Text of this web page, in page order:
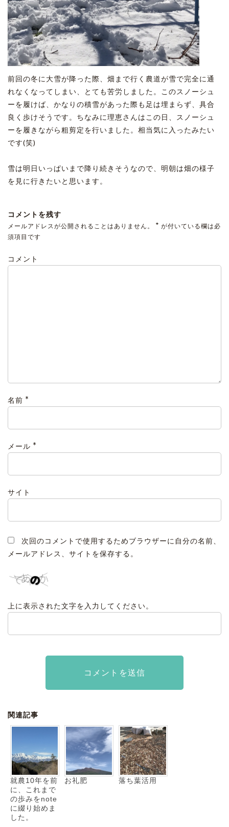
前回の冬に大雪が降った際、畑まで行く農道が雪で完全に通
れなくなってしまい、とても苦労しました。このスノーシュ
ーを履けば、かなりの積雪があった際も足は埋まらず、具合
良く歩けそうです。ちなみに理恵さんはこの日、スノーシュ
ーを履きながら粗剪定を行いました。相当気に入ったみたい
です(笑)
雪は明日いっぱいまで降り続きそうなので、明朝は畑の様子
を見に行きたいと思います。
コメントを残す
メールアドレスが公開されることはありません。 * が付いている欄は必
須項目です
コメント
名前 *
メール *
サイト
次回のコメントで使用するためブラウザーに自分の名前、
メールアドレス、サイトを保存する。
上に表示された文字を入力してください。
関連記事
就農10年を前
に、これまで
の歩みをnote
に綴り始めま
した。
お礼肥 落ち葉活用